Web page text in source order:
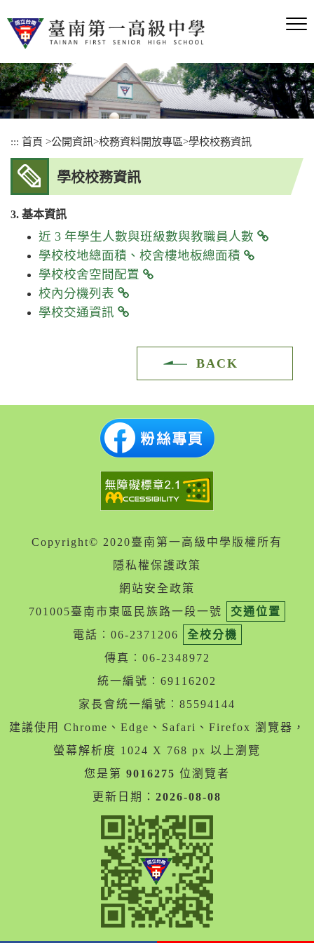
到
內
容
區
塊
::: 首頁 >公開資訊>校務資料開放專區>學校校務資訊
學校校務資訊
3. 基本資訊
近 3 年學生人數與班級數與教職員人數
學校校地總面積、校舍樓地板總面積
學校校舍空間配置
校內分機列表
學校交通資訊
BACK
Copyright© 2020臺南第一高級中學版權所有
隱私權保護政策
網站安全政策
701005臺南市東區民族路一段一號
交通位置
電話︰06-2371206
全校分機
傳真︰06-2348972
統一編號︰69116202
家長會統一編號︰85594144
建議使用 Chrome、Edge、Safari、Firefox 瀏覽器，
螢幕解析度 1024 X 768 px 以上瀏覽
您是第 9016275 位瀏覽者
更新日期： 2026-08-08